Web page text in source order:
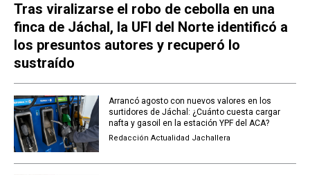
Tras viralizarse el robo de cebolla en una
finca de Jáchal, la UFI del Norte identificó a
los presuntos autores y recuperó lo
sustraído
Arrancó agosto con nuevos valores en los
surtidores de Jáchal: ¿Cuánto cuesta cargar
nafta y gasoil en la estación YPF del ACA?
Redacción Actualidad Jachallera